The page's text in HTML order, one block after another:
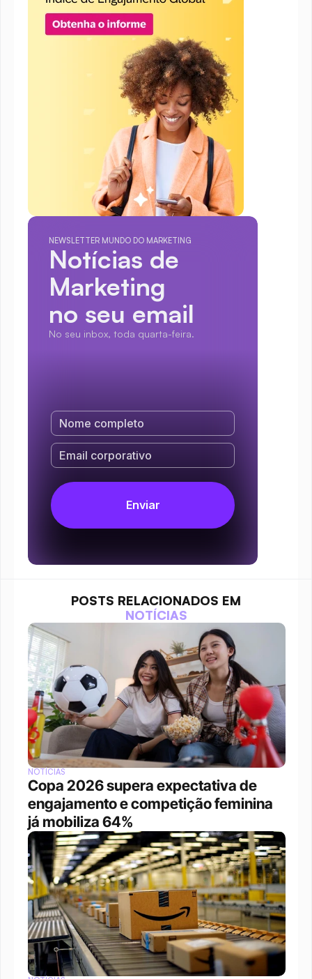
NEWSLETTER MUNDO DO MARKETING
Notícias de
Marketing
no seu email
No seu inbox, toda quarta-feira.
POSTS RELACIONADOS EM
NOTÍCIAS
NOTÍCIAS
Copa 2026 supera expectativa de
engajamento e competição feminina
já mobiliza 64%